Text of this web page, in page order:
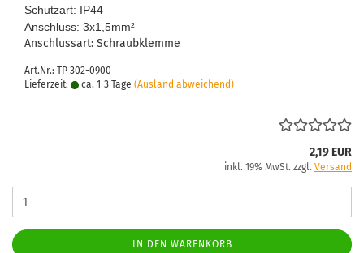
Schutz­art: IP44
An­schluss: 3x1,5mm²
An­schluss­art: Schraub­klem­me
Art.Nr.: TP 302-0900
Lieferzeit:
ca. 1-3 Tage (Ausland abweichend)
2,19 EUR
inkl. 19% MwSt. zzgl. Versand
IN DEN WARENKORB